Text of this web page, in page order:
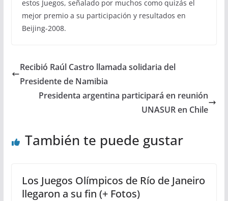
estos Juegos, señalado por muchos como quizás el
mejor premio a su participación y resultados en
Beijing-2008.
Recibió Raúl Castro llamada solidaria del
Presidente de Namibia
Presidenta argentina participará en reunión
UNASUR en Chile
También te puede gustar
Los Juegos Olímpicos de Río de Janeiro
llegaron a su fin (+ Fotos)